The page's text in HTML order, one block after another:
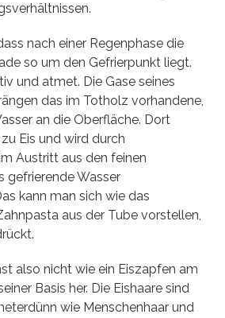
nach einer Regenphase die
so um den Gefrierpunkt liegt.
und atmet. Die Gase seines
das im Totholz vorhandene,
an die Oberfläche. Dort
Eis und wird durch
Austritt aus den feinen
gefrierende Wasser
kann man sich wie das
aus der Tube vorstellen,
also nicht wie ein Eiszapfen am
Basis her. Die Eishaare sind
wie Menschenhaar und